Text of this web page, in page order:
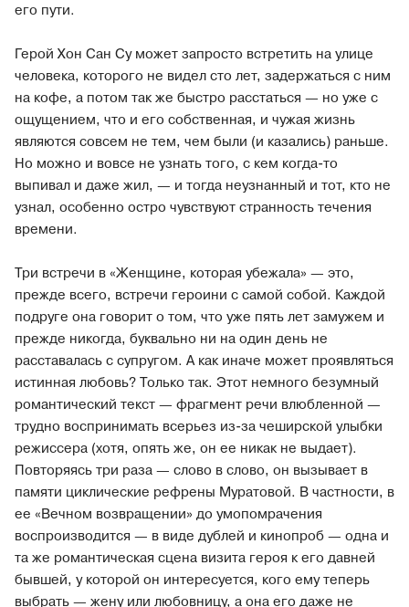
его пути.
Герой Хон Сан Су может запросто встретить на улице
человека, которого не видел сто лет, задержаться с ним
на кофе, а потом так же быстро расстаться — но уже с
ощущением, что и его собственная, и чужая жизнь
являются совсем не тем, чем были (и казались) раньше.
Но можно и вовсе не узнать того, с кем когда-то
выпивал и даже жил, — и тогда неузнанный и тот, кто не
узнал, особенно остро чувствуют странность течения
времени.
Три встречи в «Женщине, которая убежала» — это,
прежде всего, встречи героини с самой собой. Каждой
подруге она говорит о том, что уже пять лет замужем и
прежде никогда, буквально ни на один день не
расставалась с супругом. А как иначе может проявляться
истинная любовь? Только так. Этот немного безумный
романтический текст — фрагмент речи влюбленной —
трудно воспринимать всерьез из-за чеширской улыбки
режиссера (хотя, опять же, он ее никак не выдает).
Повторяясь три раза — слово в слово, он вызывает в
памяти циклические рефрены Муратовой. В частности, в
ее «Вечном возвращении» до умопомрачения
воспроизводится — в виде дублей и кинопроб — одна и
та же романтическая сцена визита героя к его давней
бывшей, у которой он интересуется, кого ему теперь
выбрать — жену или любовницу, а она его даже не